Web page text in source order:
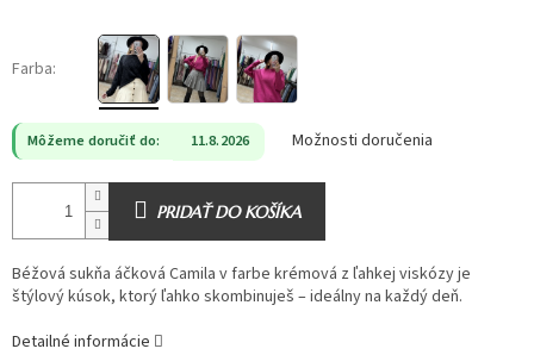
Farba:
Môžeme doručiť do: 11.8.2026 Možnosti doručenia
PRIDAŤ DO KOŠÍKA
Béžová sukňa áčková Camila v farbe krémová z ľahkej viskózy je
štýlový kúsok, ktorý ľahko skombinuješ – ideálny na každý deň.
Detailné informácie